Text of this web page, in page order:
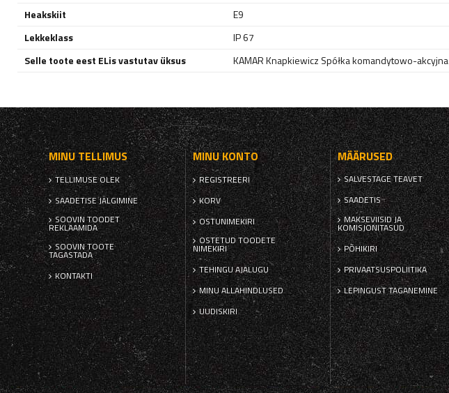
Heakskiit
E9
Lekkeklass
IP 67
Selle toote eest ELis vastutav üksus
KAMAR Knapkiewicz Spółka komandytowo-akcyjna
MINU TELLIMUS
TELLIMUSE OLEK
SAADETISE JÄLGIMINE
SOOVIN TOODET
REKLAAMIDA
SOOVIN TOOTE
TAGASTADA
KONTAKTI
MINU KONTO
REGISTREERI
KORV
OSTUNIMEKIRI
OSTETUD TOODETE
NIMEKIRI
TEHINGU AJALUGU
MINU ALLAHINDLUSED
UUDISKIRI
MÄÄRUSED
SALVESTAGE TEAVET
SAADETIS
MAKSEVIISID JA
KOMISJONITASUD
PÕHIKIRI
PRIVAATSUSPOLIITIKA
LEPINGUST TAGANEMINE